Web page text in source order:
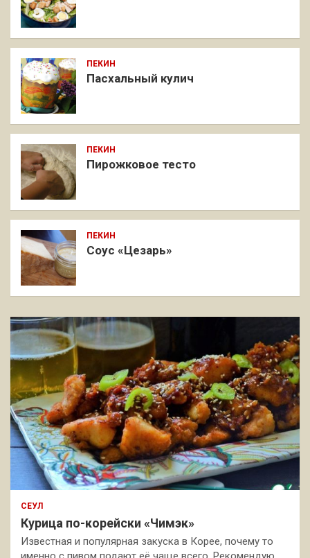
ПЕКИН
Пасхальный кулич
ПЕКИН
Пирожковое тесто
ПЕКИН
Соус «Цезарь»
СЕУЛ
Курица по-корейски «Чимэк»
Известная и популярная закуска в Корее, почему то